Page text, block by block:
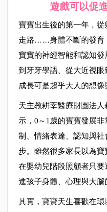
遊戲可以促
寶寶出生後的第一年，從
走路……身體不斷的發育
寶寶的神經智能和認知
到牙牙學語、從大近視
成長可是超乎大人的想像
天主教耕莘醫療財團法
示，0～1歲的寶寶發展
制、情緒表達、認知與
步。雖然很多家長以為
在嬰幼兒階段照顧者只
進孩子身體、心理與大腦
其實，寶寶天生喜歡在